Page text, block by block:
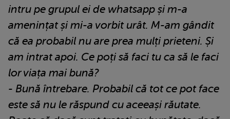
intru pe grupul ei de whatsapp și m-a
amenințat și mi-a vorbit urât. M-am gândit
că ea probabil nu are prea mulți prieteni. Și
am intrat apoi. Ce poți să faci tu ca să le faci
lor viața mai bună?
- Bună întrebare. Probabil că tot ce pot face
este să nu le răspund cu aceeași răutate.